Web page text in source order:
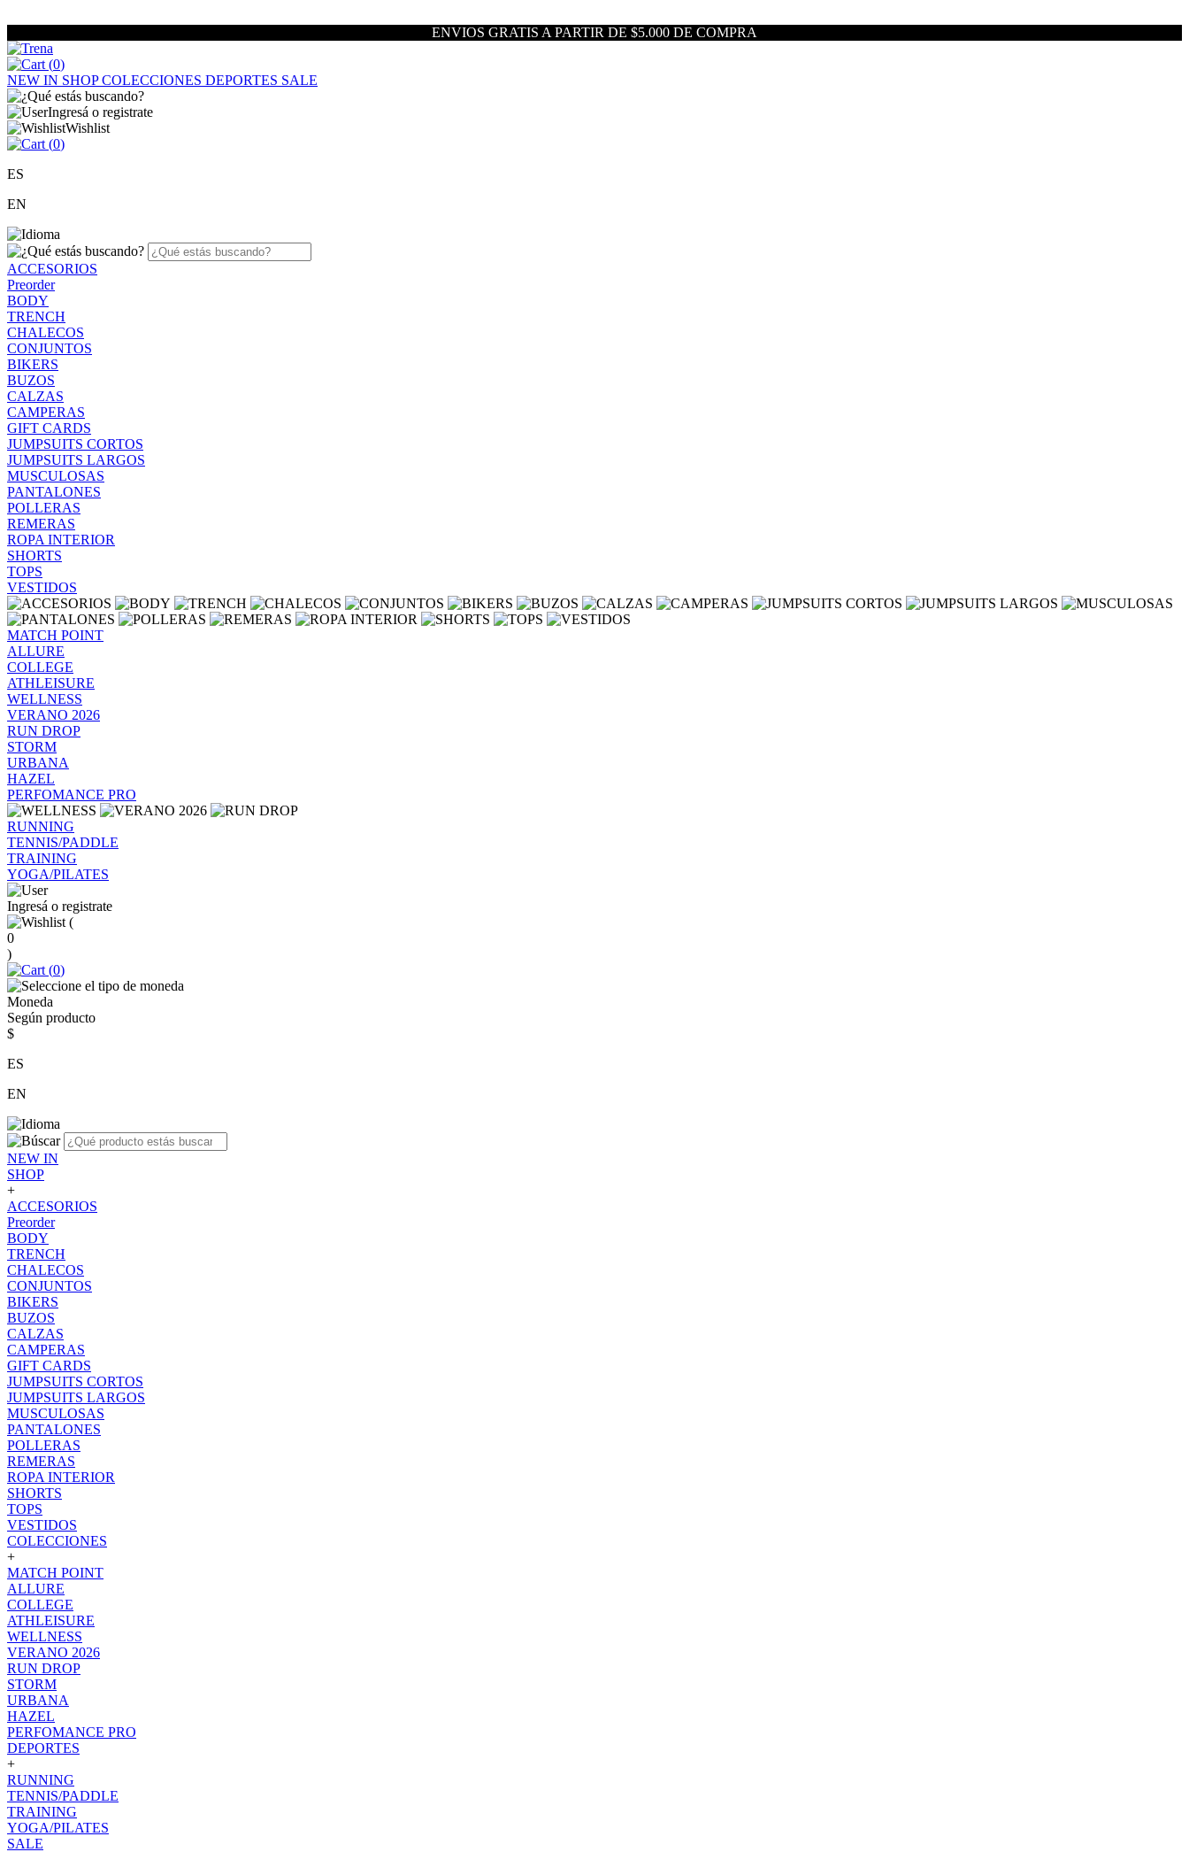
ENVIOS GRATIS A PARTIR DE $5.000 DE COMPRA
(0)
NEW IN SHOPCOLECCIONES DEPORTES SALE
Ingresá o registrate
Wishlist
(0)
ES
EN
ACCESORIOS
Preorder
BODY
TRENCH
CHALECOS
CONJUNTOS
BIKERS
BUZOS
CALZAS
CAMPERAS
GIFT CARDS
JUMPSUITS CORTOS
JUMPSUITS LARGOS
MUSCULOSAS
PANTALONES
POLLERAS
REMERAS
ROPA INTERIOR
SHORTS
TOPS
VESTIDOS
MATCH POINT
ALLURE
COLLEGE
ATHLEISURE
WELLNESS
VERANO 2026
RUN DROP
STORM
URBANA
HAZEL
PERFOMANCE PRO
RUNNING
TENNIS/PADDLE
TRAINING
YOGA/PILATES
Ingresá o registrate
(
0
)
(0)
Moneda
Según producto
$
ES
EN
NEW IN
SHOP
+
ACCESORIOS
Preorder
BODY
TRENCH
CHALECOS
CONJUNTOS
BIKERS
BUZOS
CALZAS
CAMPERAS
GIFT CARDS
JUMPSUITS CORTOS
JUMPSUITS LARGOS
MUSCULOSAS
PANTALONES
POLLERAS
REMERAS
ROPA INTERIOR
SHORTS
TOPS
VESTIDOS
COLECCIONES
+
MATCH POINT
ALLURE
COLLEGE
ATHLEISURE
WELLNESS
VERANO 2026
RUN DROP
STORM
URBANA
HAZEL
PERFOMANCE PRO
DEPORTES
+
RUNNING
TENNIS/PADDLE
TRAINING
YOGA/PILATES
SALE